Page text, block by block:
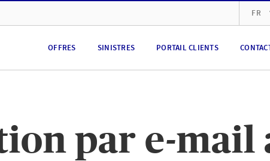
FR
OFFRES SINISTRES PORTAIL CLIENTS
par e-mail